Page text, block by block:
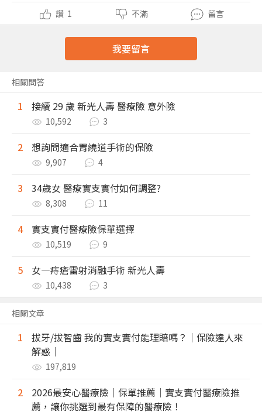
讚 1 不滿 留言
我要留言
相關問答
1 接續 29 歲 新光人壽 醫療險 意外險
10,592 3
2 想詢問適合胃繞道手術的保險
9,907 4
3 34歲女 醫療實支實付如何調整?
8,308 11
4 實支實付醫療險保單選擇
10,519 9
5 女—痔瘡雷射消融手術 新光人壽
10,438 3
相關文章
1
拔牙/拔智齒 我的實支實付能理賠嗎？｜保險達人來
解惑｜
197,819
2
2026最安心醫療險｜保單推薦｜實支實付醫療險推
薦，讓你挑選到最有保障的醫療險！